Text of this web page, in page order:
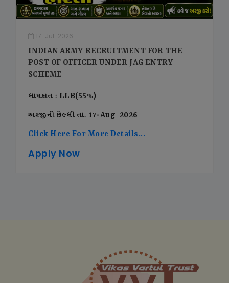
17-Jul-2026
INDIAN ARMY RECRUITMENT FOR THE
POST OF OFFICER UNDER JAG ENTRY
SCHEME
લાયકાત : LLB(55%)
અરજીની છેલ્લી તા. 17-Aug-2026
Click Here For More Details...
Apply Now